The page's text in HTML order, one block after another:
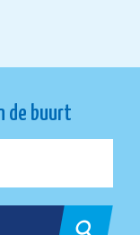
de buurt